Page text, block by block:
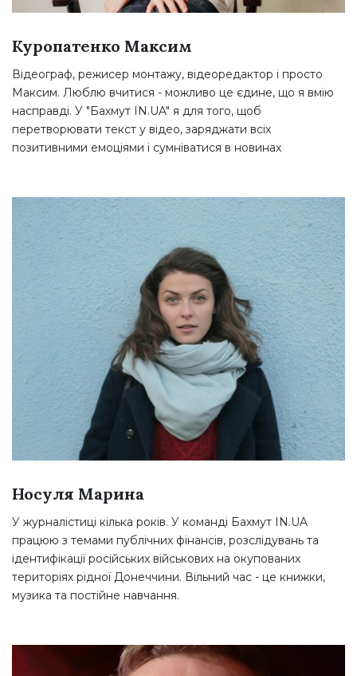
Куропатенко Максим
Відеограф, режисер монтажу, відеоредактор і просто
Максим. Люблю вчитися - можливо це єдине, що я вмію
насправді. У "Бахмут IN.UA" я для того, щоб
перетворювати текст у відео, заряджати всіх
позитивними емоціями і сумніватися в новинах
Носуля Марина
У журналістиці кілька років. У команді Бахмут IN.UA
працюю з темами публічних фінансів, розслідувань та
ідентифікації російських військових на окупованих
територіях рідної Донеччини. Вільний час - це книжки,
музика та постійне навчання.